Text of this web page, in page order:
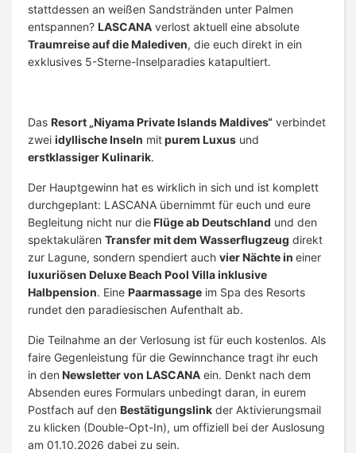
stattdessen an weißen Sandstränden unter Palmen
entspannen? LASCANA verlost aktuell eine absolute
Traumreise auf die Malediven, die euch direkt in ein
exklusives 5-Sterne-Inselparadies katapultiert.
Das Resort „Niyama Private Islands Maldives“ verbindet
zwei idyllische Inseln mitpurem Luxus und
erstklassiger Kulinarik.
Der Hauptgewinn hat es wirklich in sich und ist komplett
durchgeplant: LASCANA übernimmt für euch und eure
Begleitung nicht nur dieFlüge ab Deutschland und den
spektakulären Transfer mit dem Wasserflugzeug direkt
zur Lagune, sondern spendiert auch vier Nächte in einer
luxuriösen Deluxe Beach Pool Villa inklusive
Halbpension. Eine Paarmassage im Spa des Resorts
rundet den paradiesischen Aufenthalt ab.
Die Teilnahme an der Verlosung ist für euch kostenlos. Als
faire Gegenleistung für die Gewinnchance tragt ihr euch
in den Newsletter von LASCANA ein. Denkt nach dem
Absenden eures Formulars unbedingt daran, in eurem
Postfach auf den Bestätigungslink der Aktivierungsmail
zu klicken (Double-Opt-In), um offiziell bei der Auslosung
am 01.10.2026 dabei zu sein.